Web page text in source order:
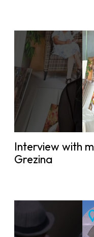
Interview with
Grezina